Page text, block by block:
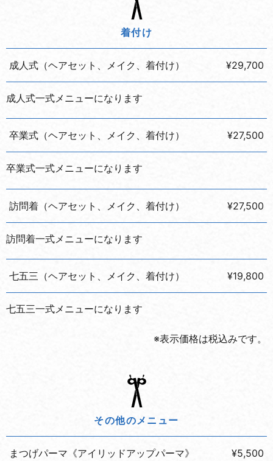
着付け
成人式（ヘアセット、メイク、着付け） ¥29,700
成人式一式メニューになります
卒業式（ヘアセット、メイク、着付け） ¥27,500
卒業式一式メニューになります
訪問着（ヘアセット、メイク、着付け） ¥27,500
訪問着一式メニューになります
七五三（ヘアセット、メイク、着付け） ¥19,800
七五三一式メニューになります
※表示価格は税込みです。
その他のメニュー
まつげパーマ《アイリッドアップパーマ》 ¥5,500